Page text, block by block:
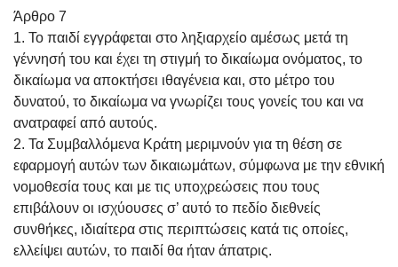
Άρθρο 7
1. Το παιδί εγγράφεται στο ληξιαρχείο αμέσως μετά τη
γέννησή του και έχει τη στιγμή το δικαίωμα ονόματος, το
δικαίωμα να αποκτήσει ιθαγένεια και, στο μέτρο του
δυνατού, το δικαίωμα να γνωρίζει τους γονείς του και να
ανατραφεί από αυτούς.
2. Τα Συμβαλλόμενα Κράτη μεριμνούν για τη θέση σε
εφαρμογή αυτών των δικαιωμάτων, σύμφωνα με την εθνική
νομοθεσία τους και με τις υποχρεώσεις που τους
επιβάλουν οι ισχύουσες σ’ αυτό το πεδίο διεθνείς
συνθήκες, ιδιαίτερα στις περιπτώσεις κατά τις οποίες,
ελλείψει αυτών, το παιδί θα ήταν άπατρις.